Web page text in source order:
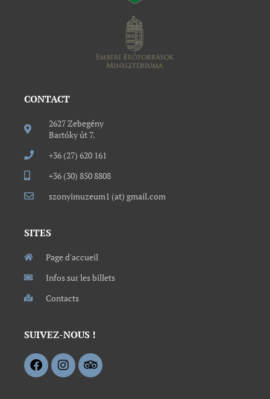
CONTACT
2627 Zebegény
Bartóky út 7.
+36 (27) 620 161
+36 (30) 850 8808
szonyimuzeum1 (at) gmail.com
SITES
Page d'accueil
Infos sur les billets
Contacts
SUIVEZ-NOUS !